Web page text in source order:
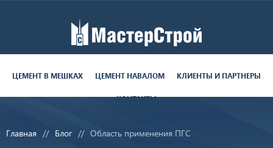
поставки круглосуточно
8 (812) 679-06-70
ЦЕМЕНТ В МЕШКАХ ЦЕМЕНТ НАВАЛОМ КЛИЕНТЫ И ПАРТНЕРЫ
КОНТАКТЫ
Главная Блог Область применения ПГС